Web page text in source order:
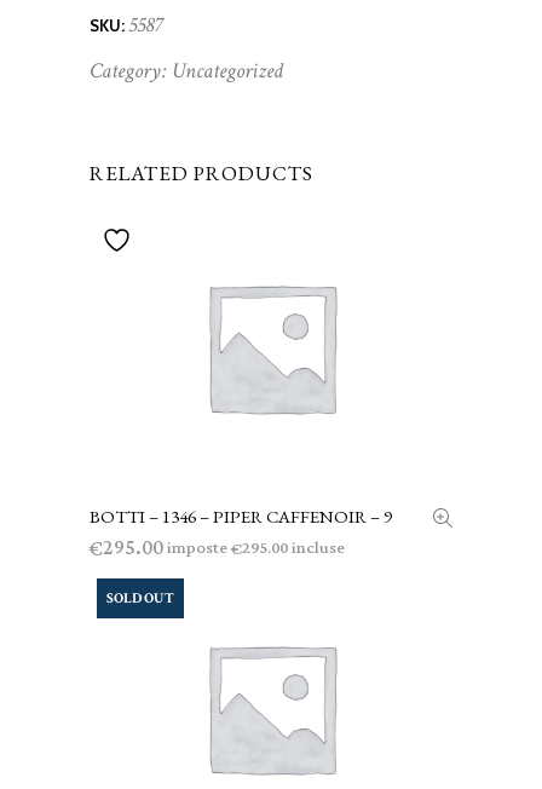
SKU: 5587
Category: Uncategorized
RELATED PRODUCTS
AGGIUNGI AL CARRELLO
BOTTI – 1346 – PIPER CAFFENOIR – 9
€295.00imposte€295.00incluse
SOLD OUT